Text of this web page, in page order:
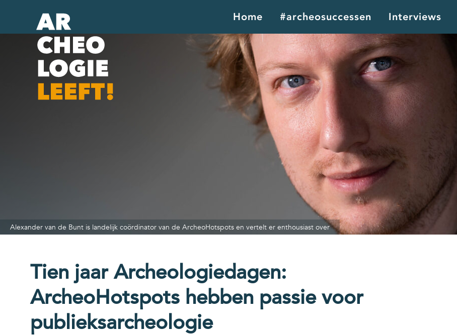
Home #archeosuccessen Interviews
Alexander van de Bunt is landelijk coördinator van de ArcheoHotspots en vertelt er enthousiast over
Tien jaar Archeologiedagen:
ArcheoHotspots hebben passie voor
publieksarcheologie